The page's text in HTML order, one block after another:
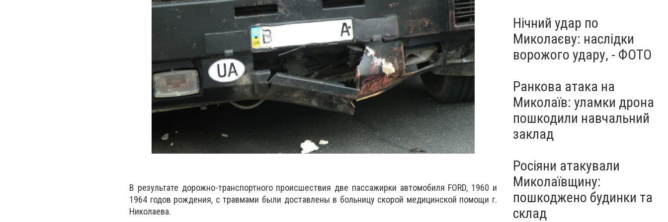
В результате дорожно-транспортного происшествия две пассажирки автомобиля FORD, 1960 и
1964 годов рождения, с травмами были доставлены в больницу скорой медицинской помощи г.
Николаева.
Нічний удар по
Миколаєву: наслідки
ворожого удару, - ФОТО
Ранкова атака на
Миколаїв: уламки дрона
пошкодили навчальний
заклад
Росіяни атакували
Миколаївщину:
пошкоджено будинки та
склад